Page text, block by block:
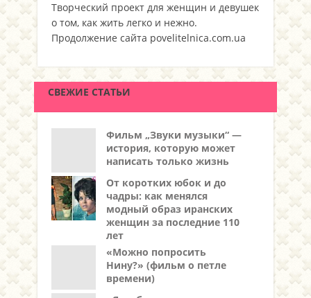
Творческий проект для женщин и девушек
о том, как жить легко и нежно.
Продолжение сайта povelitelnica.com.ua
СВЕЖИЕ СТАТЬИ
Фильм „Звуки музыки“ —
история, которую может
написать только жизнь
От коротких юбок и до
чадры: как менялся
модный образ иранских
женщин за последние 110
лет
«Можно попросить
Нину?» (фильм о петле
времени)